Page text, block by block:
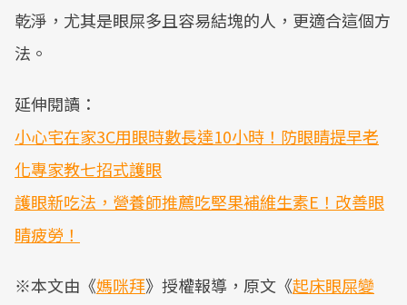
乾淨，尤其是眼屎多且容易結塊的人，更適合這個方
法。
延伸閱讀：
小心宅在家3C用眼時數長達10小時！防眼睛提早老
化專家教七招式護眼
護眼新吃法，營養師推薦吃堅果補維生素E！改善眼
睛疲勞！
※本文由《媽咪拜》授權報導，原文《起床眼屎變